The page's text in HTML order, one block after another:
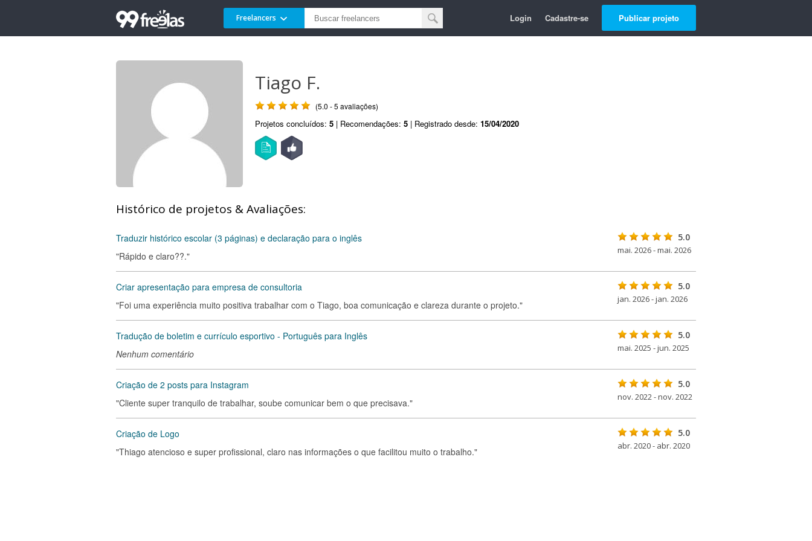
Freelancers Login Cadastre-se Publicar projeto
Tiago F.
(5.0 - 5 avaliações)
Projetos concluídos: 5 | Recomendações: 5 | Registrado desde: 15/04/2020
Histórico de projetos & Avaliações:
Traduzir histórico escolar (3 páginas) e declaração para o inglês
"Rápido e claro??."
5.0
mai. 2026 - mai. 2026
Criar apresentação para empresa de consultoria
"Foi uma experiência muito positiva trabalhar com o Tiago, boa comunicação e clareza durante o projeto."
5.0
jan. 2026 - jan. 2026
Tradução de boletim e currículo esportivo - Português para Inglês
Nenhum comentário
5.0
mai. 2025 - jun. 2025
Criação de 2 posts para Instagram
"Cliente super tranquilo de trabalhar, soube comunicar bem o que precisava."
5.0
nov. 2022 - nov. 2022
Criação de Logo
"Thiago atencioso e super profissional, claro nas informações o que facilitou muito o trabalho."
5.0
abr. 2020 - abr. 2020